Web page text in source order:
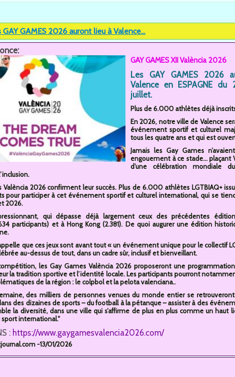
GAY GAMES 2026 auront lieu à Valence...
GAY GAMES XII València 2026
Les GAY GAMES 2026
Valence en ESPAGNE
juillet.
Plus de 6.000 athlètes déjà
En 2026, notre ville de Valence
événement sportif et culturel
tous les quatre ans et qui est
Jamais les Gay Games
engouement à ce stade... plaçant
d’une célébration mondiale
València 2026 confirment leur succès. Plus de 6.000 athlètes LGTBIAQ+
pour participer à cet événement sportif et culturel international, qui se
2026.
qui dépasse déjà largement ceux des précédentes
participants) et à Hong Kong (2.381). De quoi augurer une édition
que ces jeux sont avant tout « un événement unique pour le collectif
au-dessus de tout, dans un cadre sûr, inclusif et bienveillant.
les Gay Games València 2026 proposeront une
la tradition sportive et l’identité locale. Les participants pourront
de la région : le colpbol et la pelota valenciana..
des milliers de personnes venues du monde entier se retrouveront
des dizaines de sports – du football à la pétanque – assister à des
la diversité, dans une ville qui s’affirme de plus en plus comme un haut
sport international."
: https://www.gaygamesvalencia2026.com/
-13/01/2026